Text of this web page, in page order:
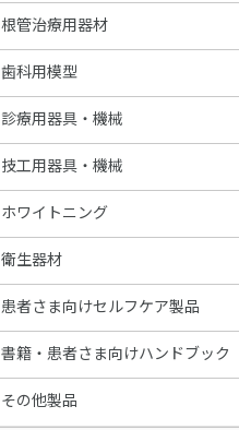
松風ヒートレスホイール
松風チップレスホイール
松風カッティングディスク Gメッ
シュ
松風カッティングディスク
セラマスター
松風ビッグシリコンポイント
シリコンワングロス
プレサージュポイント
コンポマスター
シリコンポイント・スティッ
ク・ホイール・カップ
松風ラッピングペースト
PRGコンポグロス キット
ダイレクトダイヤペースト キッ
ト
デュラポリッシュ ダイヤ
デュラポリッシュ
ジルグロス
メルサージュ プロフェッショナ
松風スーパースナップ リボーン
松風スーパースナップ バフディ
スク
松風ピボットブラシ SC
メルサージュ プロフェッショナ
ルケアシリーズ
マンドレル類
FG用スタンド
バーステーションⅡ
アルミバーブロック
ステンレスバークリップ
その他研磨材・ストリップス・
ドレッサー
ダイヤモンドドレッサー
ダイヤモンドストリップス
松風ポリストリップス
セラマージュ研磨キット
根管治療用器材
ファイル(電動式)
Mtwoファイル
用)
ファイル(手用)
松風Kファイル
松風Hファイル
ニューエンドKファイル
ニューエンドHファイル
リーマー
松風Kリーマー
ニューエンドKリーマー
ペーストキャリア
松風ペーストキャリア(CA用)
保存・消毒用製品
エンドボックスⅡ
Mtwoシステムボックス
歯科用模型
ADEMシステム
ファントム標準セットA
実習模型
実習模型STD28F-
UPLA/STD32F-UPLA
実習模型STD28F-
HDLA/STD32F-HDLA
オペトレーナー
補綴物模型
有歯顎補綴物模型
無歯顎補綴物模型（インプラン
ト模型）
インプラント用トレーニング模
型
下顎
トレーニング模型 サイナスリフ
ト実習模型
デンチャー模型
デンチャー模型 下顎 ノンクラス
プデンチャー
歯周病模型
解剖学模型 複製根歯牙着脱模型
診療用器具・機械
PMTC/歯面清掃器/超音波スケー
メルサージュ エピック S
メルサージュ エピック 2in1 NEO
メルサージュ プロ ソリッド
双眼ルーペ
オラスコープティックルーペ
TTL2.5
オラスコープティックルーペ
TTL3.0
スパークSLT TruColor
デジタルカメラ・口腔内撮影用
器具
アイスペシャルC-Ⅴ
松風 口腔内撮影用キット 5枚法
用
診査診断用器具・機械
口腔機能モニター Oramo2
治療用器具・機械
技工用器具・機械
咬合器
プロアーチシリーズ
各種トレー成型器
モデルキャプチャー トライ
各種トレー用シート
陶材焼成・ジルコニア焼結炉
エステマット スリム Ⅱ
オストロマットシリーズ
鋳造器
アルゴンキャスターi
技工用重合器
ホワイトニング
ホワイトニング材
松風ハイライト ホーム
ホワイトニング用測色器
シェードアップナビⅡ
シェードアップ ナビ ホワイトニ
ングチャート
ホワイトニング関連製品
衛生器材
器具用洗浄・消毒剤
サイデザイム®
ディスポーザブルマスク
デンタルマスク AF98
清掃・除菌
患者さま向けセルフケア製品
歯磨材
プロフィーラ薬用ハミガキ
液体歯磨・マウスウォッシュ
書籍・患者さま向けハンドブック
書籍
その他製品